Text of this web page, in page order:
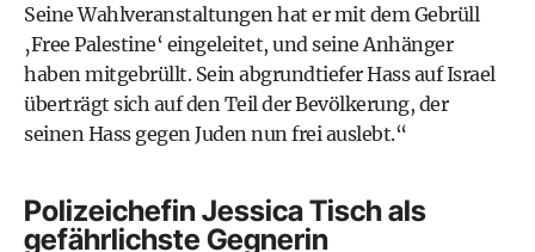
Seine Wahlveranstaltungen hat er mit dem Gebrüll
‚Free Palestine‘ eingeleitet, und seine Anhänger
haben mitgebrüllt. Sein abgrundtiefer Hass auf Israel
überträgt sich auf den Teil der Bevölkerung, der
seinen Hass gegen Juden nun frei auslebt.“
Polizeichefin Jessica Tisch als
gefährlichste Gegnerin